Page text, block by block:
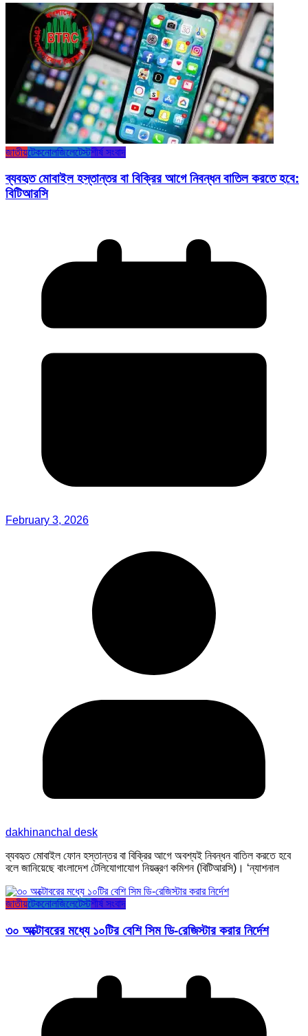
জাতীয়টেকনোলজিলেটেস্টশীর্ষ সংবাদ
ব্যবহৃত মোবাইল হস্তান্তর বা বিক্রির আগে নিবন্ধন বাতিল করতে হবে:
বিটিআরসি
February 3, 2026
dakhinanchal desk
ব্যবহৃত মোবাইল ফোন হস্তান্তর বা বিক্রির আগে অবশ্যই নিবন্ধন বাতিল করতে হবে
বলে জানিয়েছে বাংলাদেশ টেলিযোগাযোগ নিয়ন্ত্রণ কমিশন (বিটিআরসি)। ‘ন্যাশনাল
জাতীয়টেকনোলজিলেটেস্টশীর্ষ সংবাদ
৩০ অক্টোবরের মধ্যে ১০টির বেশি সিম ডি-রেজিস্টার করার নির্দেশ